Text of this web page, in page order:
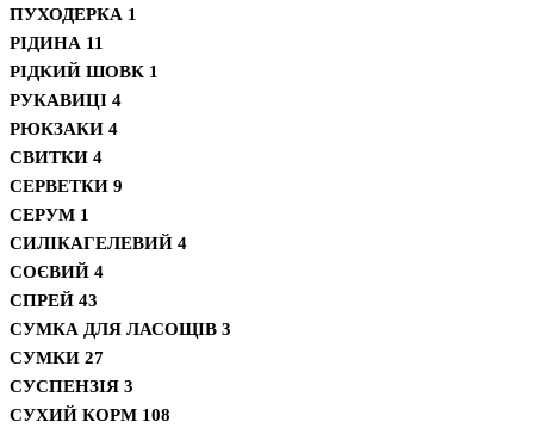
ПУХОДЕРКА 1
РІДИНА 11
РІДКИЙ ШОВК 1
РУКАВИЦІ 4
РЮКЗАКИ 4
СВИТКИ 4
СЕРВЕТКИ 9
СЕРУМ 1
СИЛІКАГЕЛЕВИЙ 4
СОЄВИЙ 4
СПРЕЙ 43
СУМКА ДЛЯ ЛАСОЩІВ 3
СУМКИ 27
СУСПЕНЗІЯ 3
СУХИЙ КОРМ 108